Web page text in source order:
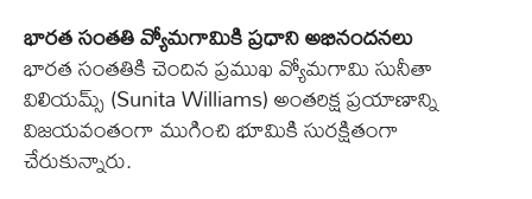
భారత సంతతి వ్యోమగామికి ప్రధాని అభినందనలు
భారత సంతతికి చెందిన ప్రముఖ వ్యోమగామి సునీతా
విలియమ్స్ (Sunita Williams) అంతరిక్ష ప్రయాణాన్ని
విజయవంతంగా ముగించి భూమికి సురక్షితంగా
చేరుకున్నారు.